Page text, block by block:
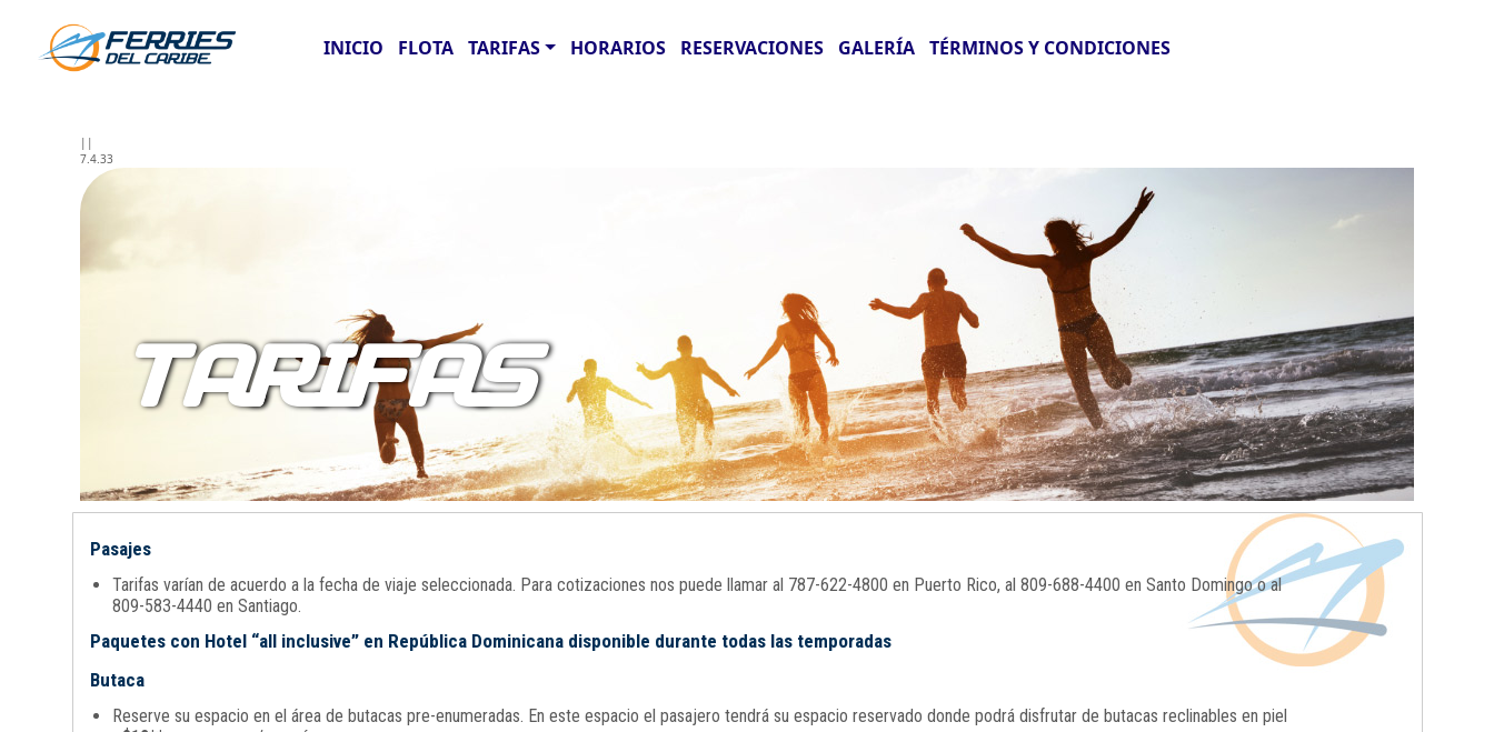
INICIO FLOTA TARIFAS HORARIOS RESERVACIONES GALERÍA TÉRMINOS Y CONDICIONES
||
7.4.33
TARIFAS
Pasajes
Tarifas varían de acuerdo a la fecha de viaje seleccionada. Para cotizaciones nos puede llamar al 787-622-4800 en Puerto Rico, al 809-688-4400 en Santo Domingo o al
809-583-4440 en Santiago.
Paquetes con Hotel “all inclusive” en República Dominicana disponible durante todas las temporadas
Butaca
Reserve su espacio en el área de butacas pre-enumeradas. En este espacio el pasajero tendrá su espacio reservado donde podrá disfrutar de butacas reclinables en piel